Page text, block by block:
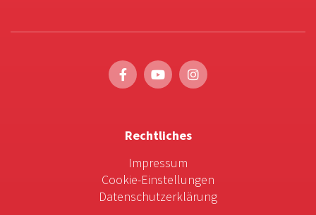
Rechtliches
Impressum
Cookie-Einstellungen
Datenschutzerklärung